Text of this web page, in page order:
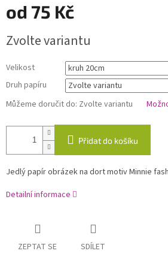
od 75 Kč
cena:
Zvolte variantu
Velikost
Druh papíru
Můžeme doručit do: Zvolte variantu
Přidat do košíku
Jedlý papír obrázek na dort motiv Minnie
Detailní informace
ZEPTAT SE SDÍLET